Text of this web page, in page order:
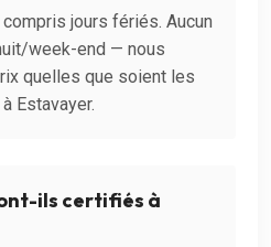
jours fériés. Aucun
week-end — nous
quelles que soient les
Estavayer.
ils certifiés à